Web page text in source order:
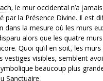
, le mur occidental n’a
par la Présence Divine. Il est
dans la mesure où les murs
alors que les quatre
Quoi qu’il en soit, les
vestiges visibles, semblent
beaucoup plus
Sanctuaire.